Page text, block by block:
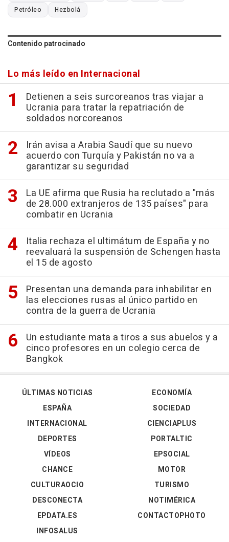
Petróleo
Hezbolá
Contenido patrocinado
Lo más leído en Internacional
Detienen a seis surcoreanos tras viajar a
Ucrania para tratar la repatriación de
soldados norcoreanos
Irán avisa a Arabia Saudí que su nuevo
acuerdo con Turquía y Pakistán no va a
garantizar su seguridad
La UE afirma que Rusia ha reclutado a "más
de 28.000 extranjeros de 135 países" para
combatir en Ucrania
Italia rechaza el ultimátum de España y no
reevaluará la suspensión de Schengen hasta
el 15 de agosto
Presentan una demanda para inhabilitar en
las elecciones rusas al único partido en
contra de la guerra de Ucrania
Un estudiante mata a tiros a sus abuelos y a
cinco profesores en un colegio cerca de
Bangkok
ÚLTIMAS NOTICIAS
ESPAÑA
INTERNACIONAL
DEPORTES
VÍDEOS
ECONOMÍA
SOCIEDAD
CIENCIAPLUS
PORTALTIC
EPSOCIAL
CHANCE
CULTURAOCIO
DESCONECTA
EPDATA.ES
INFOSALUS
MOTOR
TURISMO
NOTIMÉRICA
CONTACTOPHOTO